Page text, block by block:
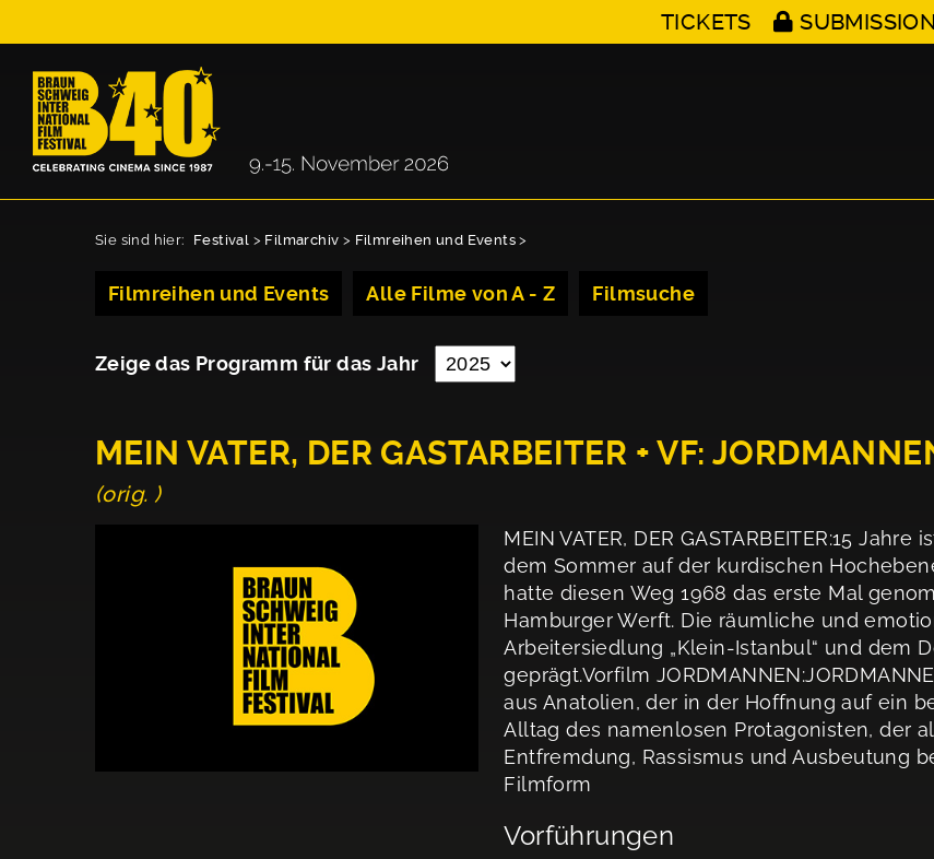
TICKETS
Sie sind hier: Festival > Filmarchiv > Filmreihen und Events >
Filmreihen und Events Alle Filme von A - Z Filmsuche
Zeige das Programm für das Jahr
MEIN VATER, DER GASTARBEITER + VF:
(orig. )
MEIN VATER, DER GASTARBEITER:15
dem Sommer auf der kurdischen
hatte diesen Weg 1968 das erste Mal
Hamburger Werft. Die räumliche und
Arbeitersiedlung „Klein-Istanbul“ und dem
geprägt.Vorfilm
aus Anatolien, der in der Hoffnung auf ein
Alltag des namenlosen Protagonisten, der
Entfremdung, Rassismus und Ausbeutung
Filmform
Vorführungen